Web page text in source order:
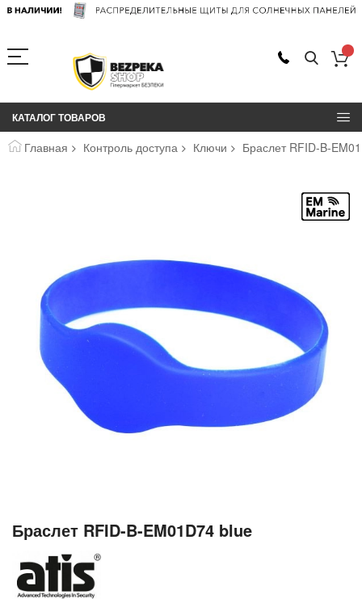
КАТАЛОГ ТОВАРОВ
Главная Контроль доступа Ключи Браслет RFID-B-
Перейти
галереи
изображений
Браслет RFID-B-EM01D74 blue